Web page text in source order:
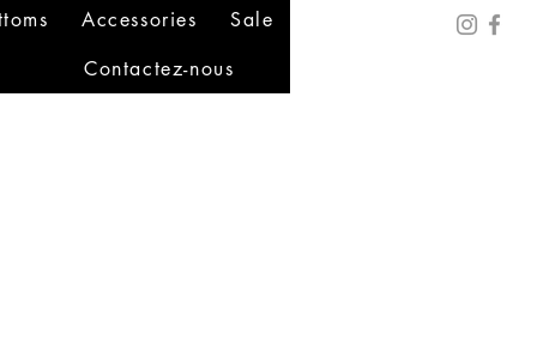
Accessories
Sale
Contactez-nous